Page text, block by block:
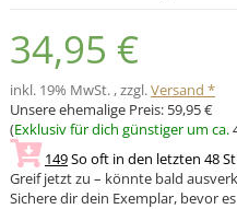
34,95 €
inkl. 19% MwSt. , zzgl.Versand *
Unsere ehemalige Preis: 59,95 €
(Exklusiv für dich günstiger um ca.
149So oft in den letzten 48
Greif jetzt zu – könnte bald
Sichere dir dein Exemplar, bevor